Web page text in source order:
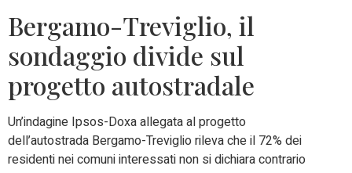
Bergamo-Treviglio, il
sondaggio divide sul
progetto autostradale
Un’indagine Ipsos-Doxa allegata al progetto
dell’autostrada Bergamo-Treviglio rileva che il 72% dei
residenti nei comuni interessati non si dichiara contrario